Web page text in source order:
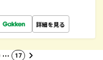
詳細を見る
… 17